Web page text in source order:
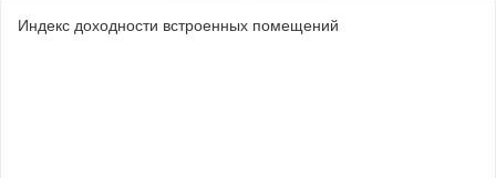
Индекс доходности встроенных помещений